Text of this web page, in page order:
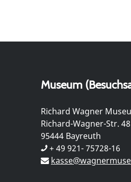
Museum
Richard Wagner
Richard-Wagner-Str. 48
95444 Bayreuth
+ 49 921- 75728-16